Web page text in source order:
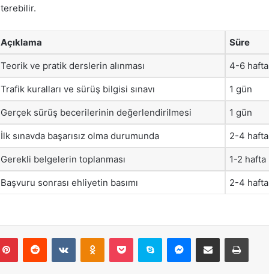
Açıklama Süre
Teorik ve pratik derslerin alınması 4-6 hafta
Trafik kuralları ve sürüş bilgisi sınavı 1 gün
Gerçek sürüş becerilerinin değerlendirilmesi 1 gün
İlk sınavda başarısız olma durumunda 2-4 hafta
Gerekli belgelerin toplanması 1-2 hafta
Başvuru sonrası ehliyetin basımı 2-4 hafta
PinterestReddit VKontakteOdnoklassniki
Pocket Skype Messenger
E-Posta ile paylaş Yazdır